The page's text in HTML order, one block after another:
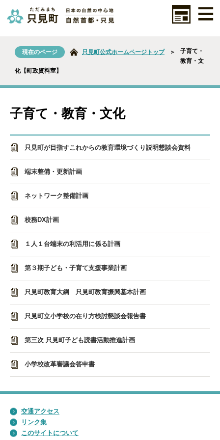
現在のページ 只見町公式ホームページトップ ＞
子育て・
教育・文
化【町政資料室】
子育て・教育・文化
只見町が目指すこれからの教育環境づくり説明懇談会資料
端末整備・更新計画
ネットワーク整備計画
校務DX計画
１人１台端末の利活用に係る計画
第３期子ども・子育て支援事業計画
只見町教育大綱 只見町教育振興基本計画
只見町立小学校の在り方検討懇談会報告書
第三次 只見町子ども読書活動推進計画
小学校改革審議会答申書
交通アクセス
リンク集
このサイトについて